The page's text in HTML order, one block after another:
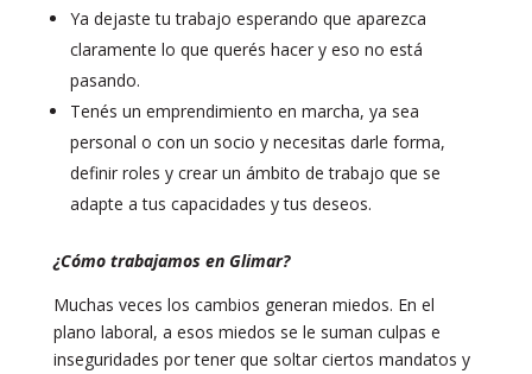
Ya dejaste tu trabajo esperando que aparezca
claramente lo que querés hacer y eso no está
pasando.
Tenés un emprendimiento en marcha, ya sea
personal o con un socio y necesitas darle forma,
definir roles y crear un ámbito de trabajo que se
adapte a tus capacidades y tus deseos.
¿Cómo trabajamos en Glimar?
Muchas veces los cambios generan miedos. En el
plano laboral, a esos miedos se le suman culpas e
inseguridades por tener que soltar ciertos mandatos y